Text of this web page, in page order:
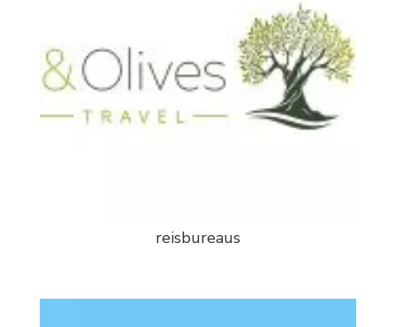
reisbureaus